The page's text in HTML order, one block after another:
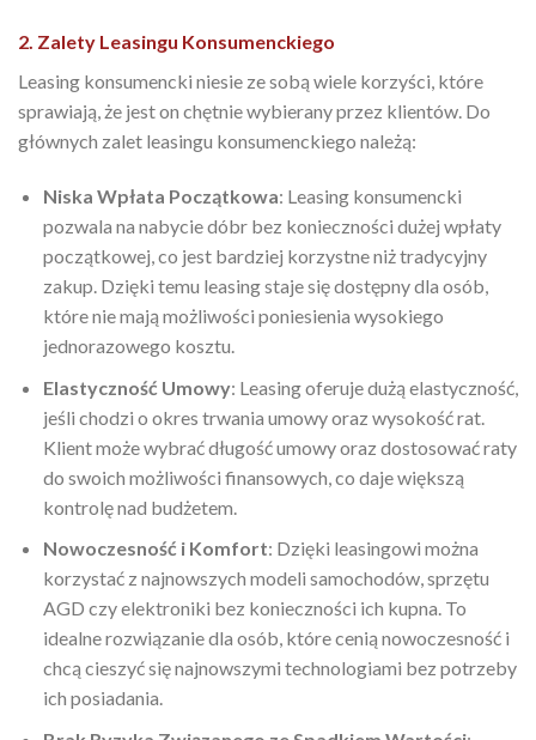
2. Zalety Leasingu Konsumenckiego
Leasing konsumencki niesie ze sobą wiele korzyści, które
sprawiają, że jest on chętnie wybierany przez klientów. Do
głównych zalet leasingu konsumenckiego należą:
Niska Wpłata Początkowa: Leasing konsumencki
pozwala na nabycie dóbr bez konieczności dużej wpłaty
początkowej, co jest bardziej korzystne niż tradycyjny
zakup. Dzięki temu leasing staje się dostępny dla osób,
które nie mają możliwości poniesienia wysokiego
jednorazowego kosztu.
Elastyczność Umowy: Leasing oferuje dużą elastyczność,
jeśli chodzi o okres trwania umowy oraz wysokość rat.
Klient może wybrać długość umowy oraz dostosować raty
do swoich możliwości finansowych, co daje większą
kontrolę nad budżetem.
Nowoczesność i Komfort: Dzięki leasingowi można
korzystać z najnowszych modeli samochodów, sprzętu
AGD czy elektroniki bez konieczności ich kupna. To
idealne rozwiązanie dla osób, które cenią nowoczesność i
chcą cieszyć się najnowszymi technologiami bez potrzeby
ich posiadania.